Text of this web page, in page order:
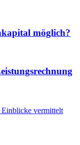
möglich?
vermittelt